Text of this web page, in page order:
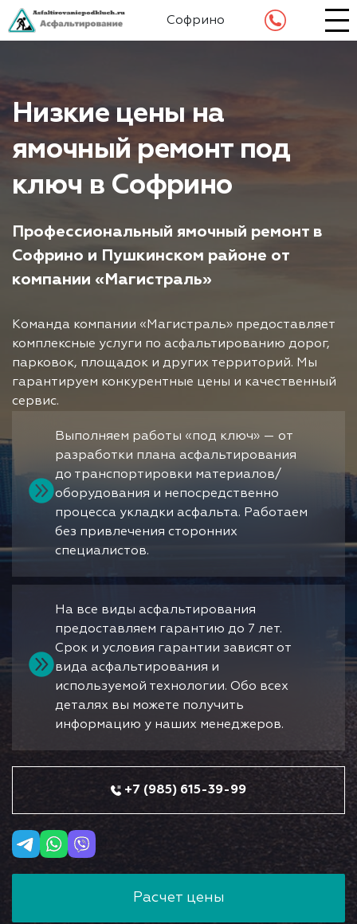
Софрино
Низкие цены на
ямочный ремонт под
ключ в Софрино
Профессиональный ямочный ремонт в
Софрино и Пушкинском районе от
компании «Магистраль»
Команда компании «Магистраль» предоставляет
комплексные услуги по асфальтированию дорог,
парковок, площадок и других территорий. Мы
гарантируем конкурентные цены и качественный
сервис.
Выполняем работы «под ключ» — от
разработки плана асфальтирования
до транспортировки материалов/
оборудования и непосредственно
процесса укладки асфальта. Работаем
без привлечения сторонних
специалистов.
На все виды асфальтирования
предоставляем гарантию до 7 лет.
Срок и условия гарантии зависят от
вида асфальтирования и
используемой технологии. Обо всех
деталях вы можете получить
информацию у наших менеджеров.
+7 (985) 615-39-99
Расчет цены